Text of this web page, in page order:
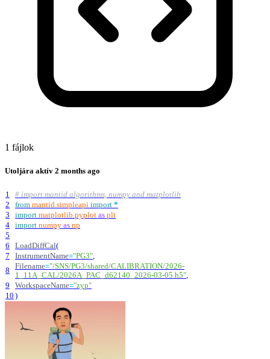
1 fájlok
Utoljára aktív 2 months ago
1
# import mantid algorithms, numpy and matplotlib
2
from mantid simpleapi import *
3
import matplotlib pyplot as plt
4
import numpy as np
5
6
LoadDiffCal(
7
InstrumentName="PG3"
8
Filename="/SNS/PG3/shared/CALIBRATION/2026-
1_11A_CAL/2026A_PAC_d62140_2026-03-05.h5"
9
WorkspaceName="zyp"
10 )